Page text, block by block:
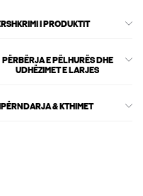
I PRODUKTIT
PËRBËRJA E PËLHURËS DHE
UDHËZIMET E LARJES
& KTHIMET